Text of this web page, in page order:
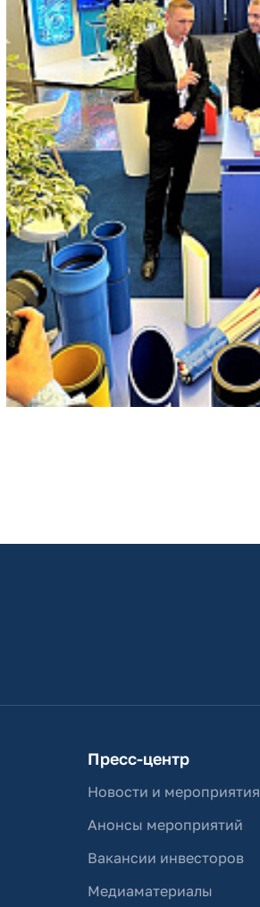
Пресс-центр
Новости и мероприятия
Анонсы мероприятий
Вакансии инвесторов
Медиаматериалы